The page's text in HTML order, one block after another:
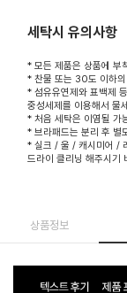
세탁시 유의사항
* 모든 제품은 상품에 부
* 찬물 또는 30도 이하의
* 섬유유연제와 표백제
중성세제를 이용해서 물
* 처음 세탁은 이염될 가
* 브라패드는 분리 후 별
* 실크 / 울 / 캐시미어 /
드라이 클리닝 해주시기
상품정보